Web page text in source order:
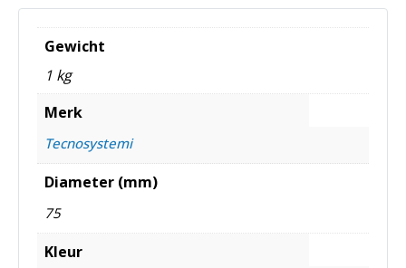
Gewicht
1 kg
Merk
Tecnosystemi
Diameter (mm)
75
Kleur